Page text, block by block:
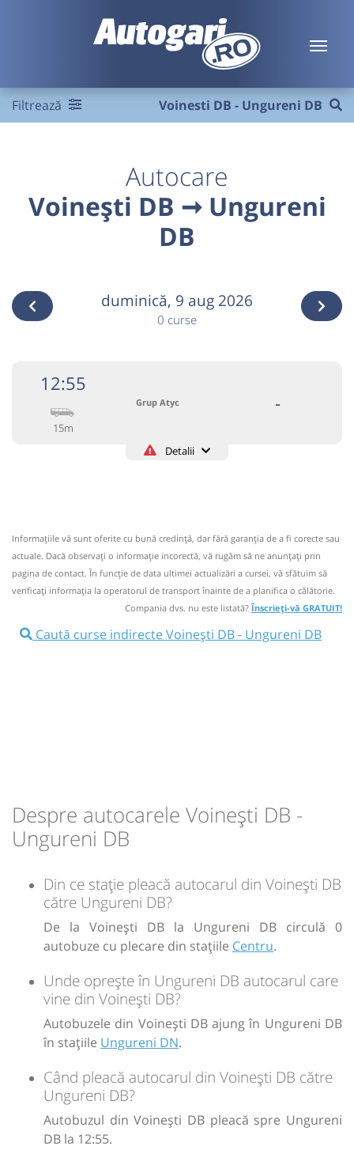
Filtrează Voinesti DB - Ungureni DB
Autocare
Voinești DB ➞ Ungureni
DB
duminică, 9 aug 2026
0 curse
12:55
15m
Grup Atyc -
Detalii
Circulă doar luni, marți, miercuri, joi și vineri
Nu a circulat?Semnalați aici
NOU!Pune poze din călătoria ta⤣
12:55 Voinești DB Centru
-
Informaţiile vă sunt oferite cu bună credinţă, dar fără garanţia de a fi corecte sau
actuale. Dacă observați o informaţie incorectă, vă rugăm să ne anunțați prin
pagina de contact. În funcție de data ultimei actualizări a cursei, vă sfătuim să
verificaţi informaţia la operatorul de transport înainte de a planifica o călătorie.
Compania dvs. nu este listată?Înscrieți-vă GRATUIT!
Caută curse indirecte Voinești DB - Ungureni DB
Despre autocarele Voinești DB -
Ungureni DB
Din ce stație pleacă autocarul din Voinești DB
către Ungureni DB?
De la Voinești DB la Ungureni DB circulă 0
autobuze cu plecare din stațiile Centru.
Unde oprește în Ungureni DB autocarul care
vine din Voinești DB?
Autobuzele din Voinești DB ajung în Ungureni DB
în stațiile Ungureni DN.
Când pleacă autocarul din Voinești DB către
Ungureni DB?
Autobuzul din Voinești DB pleacă spre Ungureni
DB la 12:55.